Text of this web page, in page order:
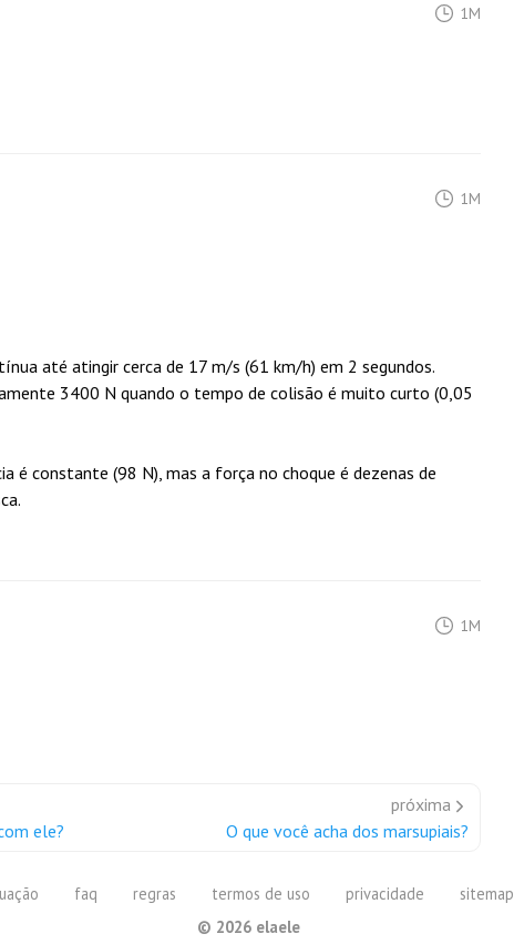
1M
1M
até atingir cerca de 17 m/s (61 km/h) em 2 segundos.
3400 N quando o tempo de colisão é muito curto (0,05
é constante (98 N), mas a força no choque é dezenas de
1M
ele?
próxima
O que você acha dos marsupiais?
faq regras termos de uso privacidade sitemap
© 2026elaele